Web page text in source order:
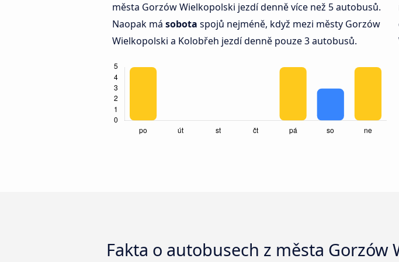
města Gorzów Wielkopolski jezdí denně více než 5 autobusů.
Naopak má sobota spojů nejméně, když mezi městy Gorzów
Wielkopolski a Kolobřeh jezdí denně pouze 3 autobusů.
Fakta o autobusech z města